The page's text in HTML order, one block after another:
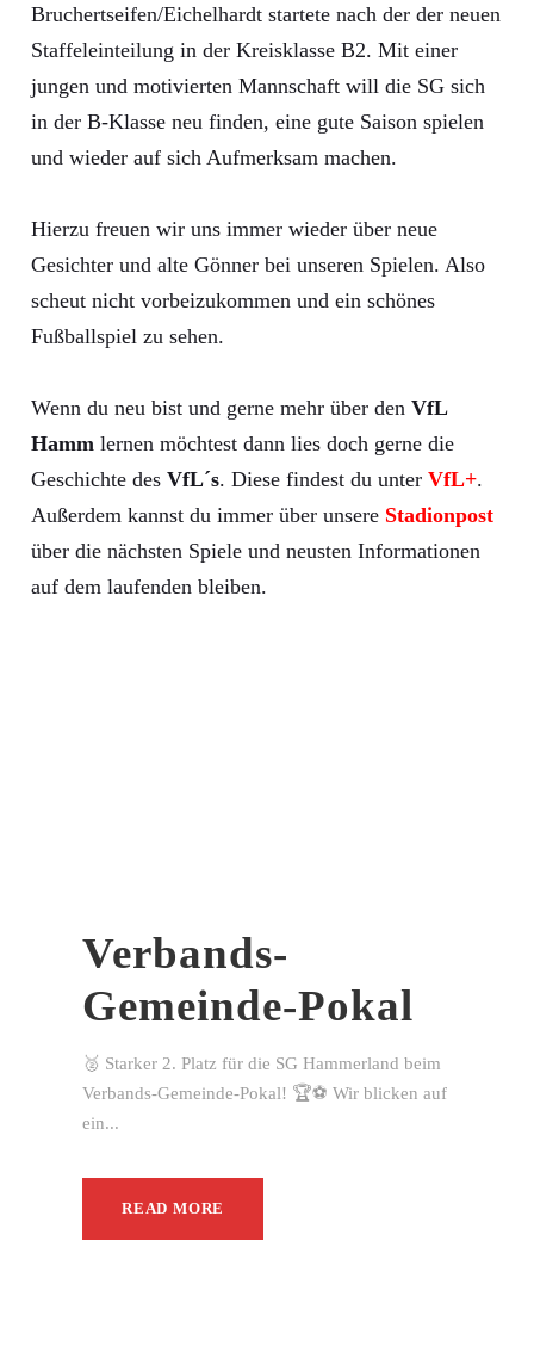
Bruchertseifen/Eichelhardt startete nach der der neuen
Staffeleinteilung in der Kreisklasse B2. Mit einer
jungen und motivierten Mannschaft will die SG sich
in der B-Klasse neu finden, eine gute Saison spielen
und wieder auf sich Aufmerksam machen.
Hierzu freuen wir uns immer wieder über neue
Gesichter und alte Gönner bei unseren Spielen. Also
scheut nicht vorbeizukommen und ein schönes
Fußballspiel zu sehen.
Wenn du neu bist und gerne mehr über den VfL
Hamm lernen möchtest dann lies doch gerne die
Geschichte des VfL´s. Diese findest du unter VfL+.
Außerdem kannst du immer über unsere Stadionpost
über die nächsten Spiele und neusten Informationen
auf dem laufenden bleiben.
Verbands-
Gemeinde-Pokal
🥈 Starker 2. Platz für die SG Hammerland beim
Verbands-Gemeinde-Pokal! 🏆⚽ Wir blicken auf
ein...
READ MORE